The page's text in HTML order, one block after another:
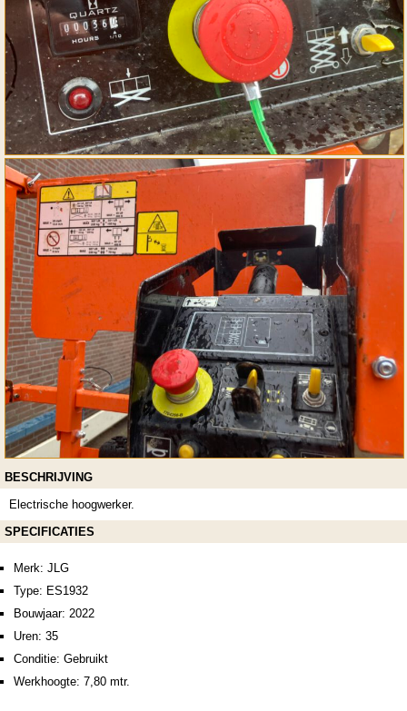
BESCHRIJVING
Electrische hoogwerker.
SPECIFICATIES
Merk: JLG
Type: ES1932
Bouwjaar: 2022
Uren: 35
Conditie: Gebruikt
Werkhoogte: 7,80 mtr.